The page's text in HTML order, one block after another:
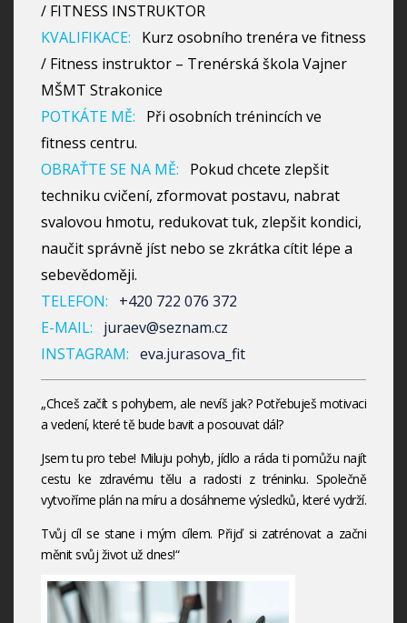
/ FITNESS INSTRUKTOR
KVALIFIKACE:
Kurz osobního trenéra ve fitness
/ Fitness instruktor – Trenérská škola Vajner
MŠMT Strakonice
POTKÁTE MĚ:
Při osobních trénincích ve
fitness centru.
OBRAŤTE SE NA MĚ:
Pokud chcete zlepšit
techniku cvičení, zformovat postavu, nabrat
svalovou hmotu, redukovat tuk, zlepšit kondici,
naučit správně jíst nebo se zkrátka cítit lépe a
sebevědoměji.
TELEFON:
+420 722 076 372
E-MAIL:
juraev@seznam.cz
INSTAGRAM: eva.jurasova_fit
„Chceš začít s pohybem, ale nevíš jak? Potřebuješ motivaci
a vedení, které tě bude bavit a posouvat dál?
Jsem tu pro tebe! Miluju pohyb, jídlo a ráda ti pomůžu najít
cestu ke zdravému tělu a radosti z tréninku. Společně
vytvoříme plán na míru a dosáhneme výsledků, které vydrží.
Tvůj cíl se stane i mým cílem. Přijď si zatrénovat a začni
měnit svůj život už dnes!“